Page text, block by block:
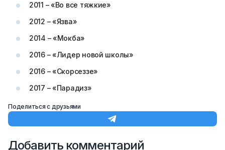
2011 – «Во все тяжкие»
2012 – «Язва»
2014 – «Мокба»
2016 – «Лидер новой школы»
2016 – «Скорсеззе»
2017 – «Парадиз»
Поделиться с друзьями
Добавить комментарий